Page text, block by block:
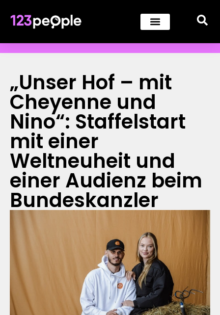
„Unser Hof – mit
Cheyenne und
Nino“: Staffelstart
mit einer
Weltneuheit und
einer Audienz beim
Bundeskanzler